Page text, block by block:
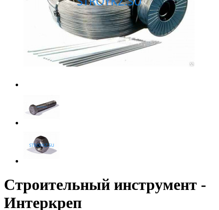
Строительный инструмент -
Интеркреп